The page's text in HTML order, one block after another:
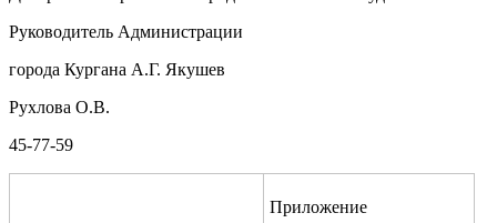
Руководитель Администрации
города Кургана А.Г. Якушев
Рухлова О.В.
45-77-59
Приложение